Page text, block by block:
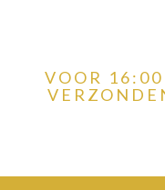
VOOR